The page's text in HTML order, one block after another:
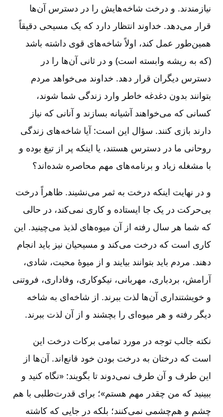
نیازمندند. و درخت شاخه‌هایش را در دسترس آن‌ها
قرار می‌دهد. خداوند انتظار دارد که یک مسیحی دقیقاً
همین‌طور عمل کند، اولاً شاخه‌های قوی داشته باشد
(که به ریشه وابسته است) و در ثانی آن‌ها را در
دسترس دیگران قرار دهد. خداوند می‌خواهد مردم
بتوانند بدون دغدغه خاطر وارد زندگی شما شوند،
کسانی که می‌خواهند آشیانه بسازند و آنانی که نیاز
دارند بازی کنند. سؤال این است: آیا شاخه‌های زندگی
روحانی ما در دسترس هستند، یا اینکه پر از تیغ بوده و
با مشغله زیاد و برنامه‌های مهم محاصره شده‌اند؟
و در نهایت اینکه درخت به ثمر می‌نشیند. ظاهراً درخت
بی‌حرکت در یک جا ایستاده و کاری نمی‌کند، در حالی‌
که شما هر سال رفته از آن میوه‌های لذیذ می‌چینید. این
کاری است که درخت می‌کند و مسیحیان نیز باید انجام
دهند. مردم باید بتوانند بیایند و از میوۀ محبت، شادی،
آرامش، بردباری، مهربانی، نیکوکاری، وفاداری، فروتنی
و خویشتنداری آن‌ها لذت ببرند. از شاخه‌ای به شاخه
دیگر رفته و هر میوه‌ای را بچشند و از آن لذت ببرند.
نکته جالب توجه در مورد تمامی برکات درخت این
است که درختان به درخت بودن خود قانع‌اند. آن‌ها از
این طرف و آن طرف نمی‌دوند تا بگویند: «نگاه کنید و
ببینید که من چقدر مهم هستم»؛ برای قدرت‌طلبی با هم
چشم و هم‌چشمی نمی‌کنند؛ بلکه در جایی که کاشته